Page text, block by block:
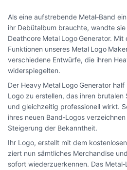
Als eine aufstrebende Metal‑Band
ihr Debütalbum brauchte, wandte sie
Deathcore Metal Logo Generator.
Funktionen unseres Metal Logo
verschiedene Entwürfe, die ihren
widerspiegelten.
Der Heavy Metal Logo Generator
Logo zu erstellen, das ihren
und gleichzeitig professionell wirkt.
ihres neuen Band‑Logos
Steigerung der Bekanntheit.
Ihr Logo, erstellt mit dem
ziert nun sämtliches Merchandise
sofort wiederzuerkennen. Das